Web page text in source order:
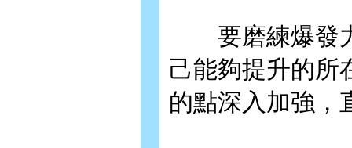
要磨練爆發力
己能夠提升的所
的點深入加強，